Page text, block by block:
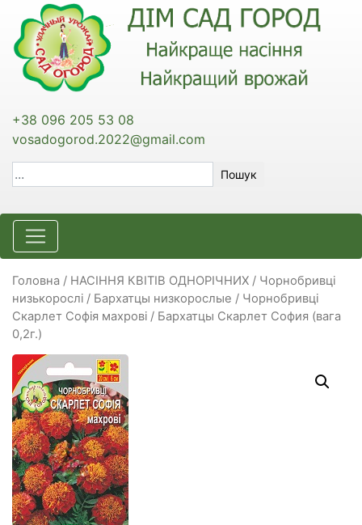
+38 096 205 53 08
vosadogorod.2022@gmail.com
Пошук
Головна / НАСІННЯ КВІТІВ ОДНОРІЧНИХ / Чорнобривці
низькорослі / Бархатцы низкорослые / Чорнобривці
Скарлет Софія махрові / Бархатцы Скарлет София (вага
0,2г.)